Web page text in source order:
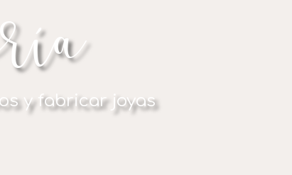
y fabricar joyas